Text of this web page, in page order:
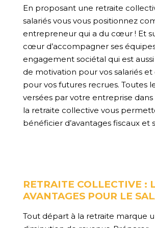
En proposant une retraite
salariés vous vous positionnez
entrepreneur qui a du cœur ! Et
cœur d’accompagner ses
engagement sociétal qui est
de motivation pour vos salariés et
pour vos futures recrues. Toutes
versées par votre entreprise
la retraite collective vous
bénéficier d’avantages fiscaux et
RETRAITE COLLECTIVE :
AVANTAGES POUR LE
Tout départ à la retraite marque